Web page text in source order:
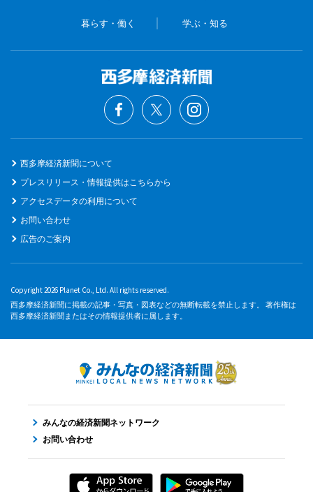
暮らす・働く 学ぶ・知る
西多摩経済新聞について
プレスリリース・情報提供はこちらから
アクセスデータの利用について
お問い合わせ
広告のご案内
Copyright 2026 Planet Co., Ltd. All rights reserved.
西多摩経済新聞に掲載の記事・写真・図表などの無断転載を禁止します。 著作権は
西多摩経済新聞またはその情報提供者に属します。
みんなの経済新聞ネットワーク
お問い合わせ